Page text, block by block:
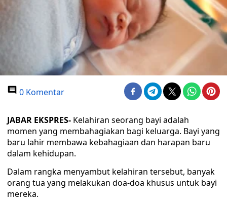
0 Komentar
JABAR EKSPRES- Kelahiran seorang bayi adalah
momen yang membahagiakan bagi keluarga. Bayi yang
baru lahir membawa kebahagiaan dan harapan baru
dalam kehidupan.
Dalam rangka menyambut kelahiran tersebut, banyak
orang tua yang melakukan doa-doa khusus untuk bayi
mereka.